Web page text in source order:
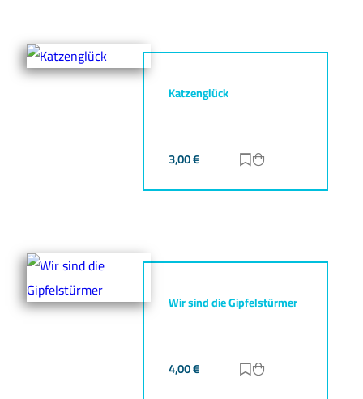
Katzenglück
3,00€ Zur Merkliste
Wir sind die Gipfelstürmer
4,00€ Zur Merkliste